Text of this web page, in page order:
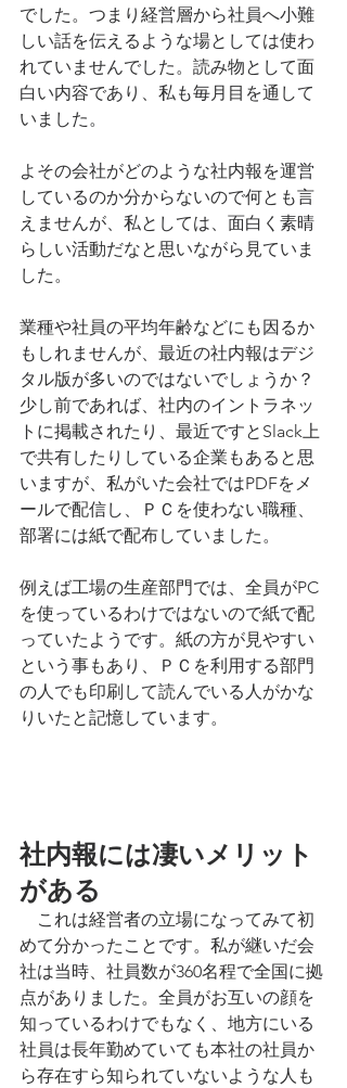
でした。つまり経営層から社員へ小難
しい話を伝えるような場としては使わ
れていませんでした。読み物として面
白い内容であり、私も毎月目を通して
いました。
よその会社がどのような社内報を運営
しているのか分からないので何とも言
えませんが、私としては、面白く素晴
らしい活動だなと思いながら見ていま
した。
業種や社員の平均年齢などにも因るか
もしれませんが、最近の社内報はデジ
タル版が多いのではないでしょうか？
少し前であれば、社内のイントラネッ
トに掲載されたり、最近ですとSlack上
で共有したりしている企業もあると思
いますが、私がいた会社ではPDFをメ
ールで配信し、ＰＣを使わない職種、
部署には紙で配布していました。
例えば工場の生産部門では、全員がPC
を使っているわけではないので紙で配
っていたようです。紙の方が見やすい
という事もあり、ＰＣを利用する部門
の人でも印刷して読んでいる人がかな
りいたと記憶しています。
社内報には凄いメリット
がある
これは経営者の立場になってみて初
めて分かったことです。私が継いだ会
社は当時、社員数が360名程で全国に拠
点がありました。全員がお互いの顔を
知っているわけでもなく、地方にいる
社員は長年勤めていても本社の社員か
ら存在すら知られていないような人も